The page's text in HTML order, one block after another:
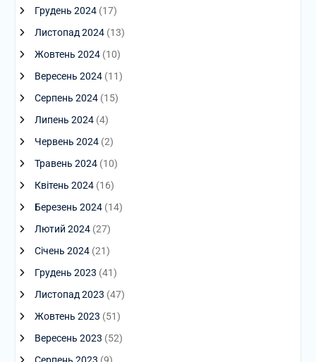
Грудень 2024(17)
Листопад 2024(13)
Жовтень 2024(10)
Вересень 2024(11)
Серпень 2024(15)
Липень 2024(4)
Червень 2024(2)
Травень 2024(10)
Квітень 2024(16)
Березень 2024(14)
Лютий 2024(27)
Січень 2024(21)
Грудень 2023 (41)
Листопад 2023 (47)
Жовтень 2023 (51)
Вересень 2023 (52)
Серпень 2023 (9)